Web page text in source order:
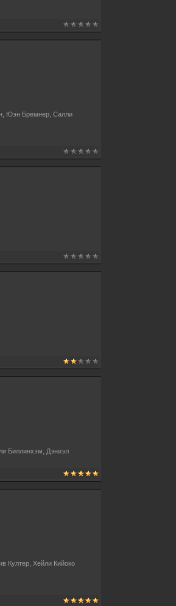
Юэн Бремнер, Салли
Биллинхэм, Дэниэл
Култер, Хейли Кийоко